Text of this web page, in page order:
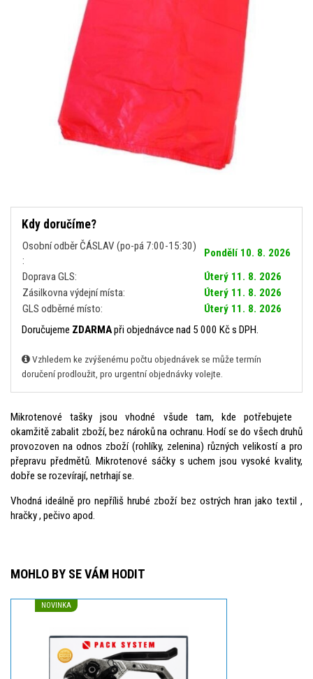
Kdy doručíme?
Osobní odběr ČÁSLAV (po-pá 7:00-15:30)
:
Pondělí 10. 8. 2026
Doprava GLS:
Úterý 11. 8. 2026
Zásilkovna výdejní místa:
Úterý 11. 8. 2026
GLS odběrné místo:
Úterý 11. 8. 2026
Doručujeme ZDARMApři objednávce nad 5 000 Kč s DPH.
Vzhledem ke zvýšenému počtu objednávek se může termín
doručení prodloužit, pro urgentní objednávky volejte.
Mikrotenové tašky jsou vhodné všude tam, kde potřebujete
okamžitě zabalit zboží, bez nároků na ochranu. Hodí se do všech druhů
provozoven na odnos zboží (rohlíky, zelenina) různých velikostí a pro
přepravu předmětů. Mikrotenové sáčky s uchem jsou vysoké kvality,
dobře se rozevírají, netrhají se.
Vhodná ideálně pro nepříliš hrubé zboží bez ostrých hran jako textil ,
hračky , pečivo apod.
MOHLO BY SE VÁM HODIT
NOVINKA